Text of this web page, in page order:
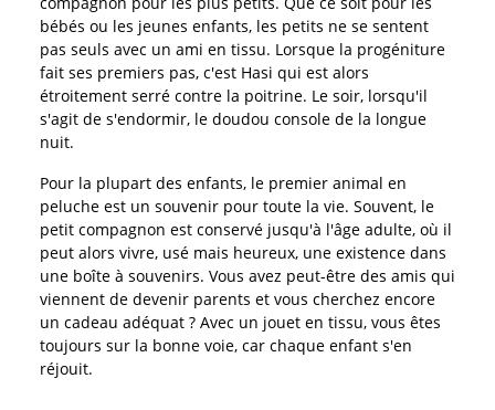
bébés ou les jeunes enfants, les petits ne se sentent
pas seuls avec un ami en tissu. Lorsque la progéniture
fait ses premiers pas, c'est Hasi qui est alors
étroitement serré contre la poitrine. Le soir, lorsqu'il
s'agit de s'endormir, le doudou console de la longue
nuit.
Pour la plupart des enfants, le premier animal en
peluche est un souvenir pour toute la vie. Souvent, le
petit compagnon est conservé jusqu'à l'âge adulte, où il
peut alors vivre, usé mais heureux, une existence dans
une boîte à souvenirs. Vous avez peut-être des amis qui
viennent de devenir parents et vous cherchez encore
un cadeau adéquat ? Avec un jouet en tissu, vous êtes
toujours sur la bonne voie, car chaque enfant s'en
réjouit.